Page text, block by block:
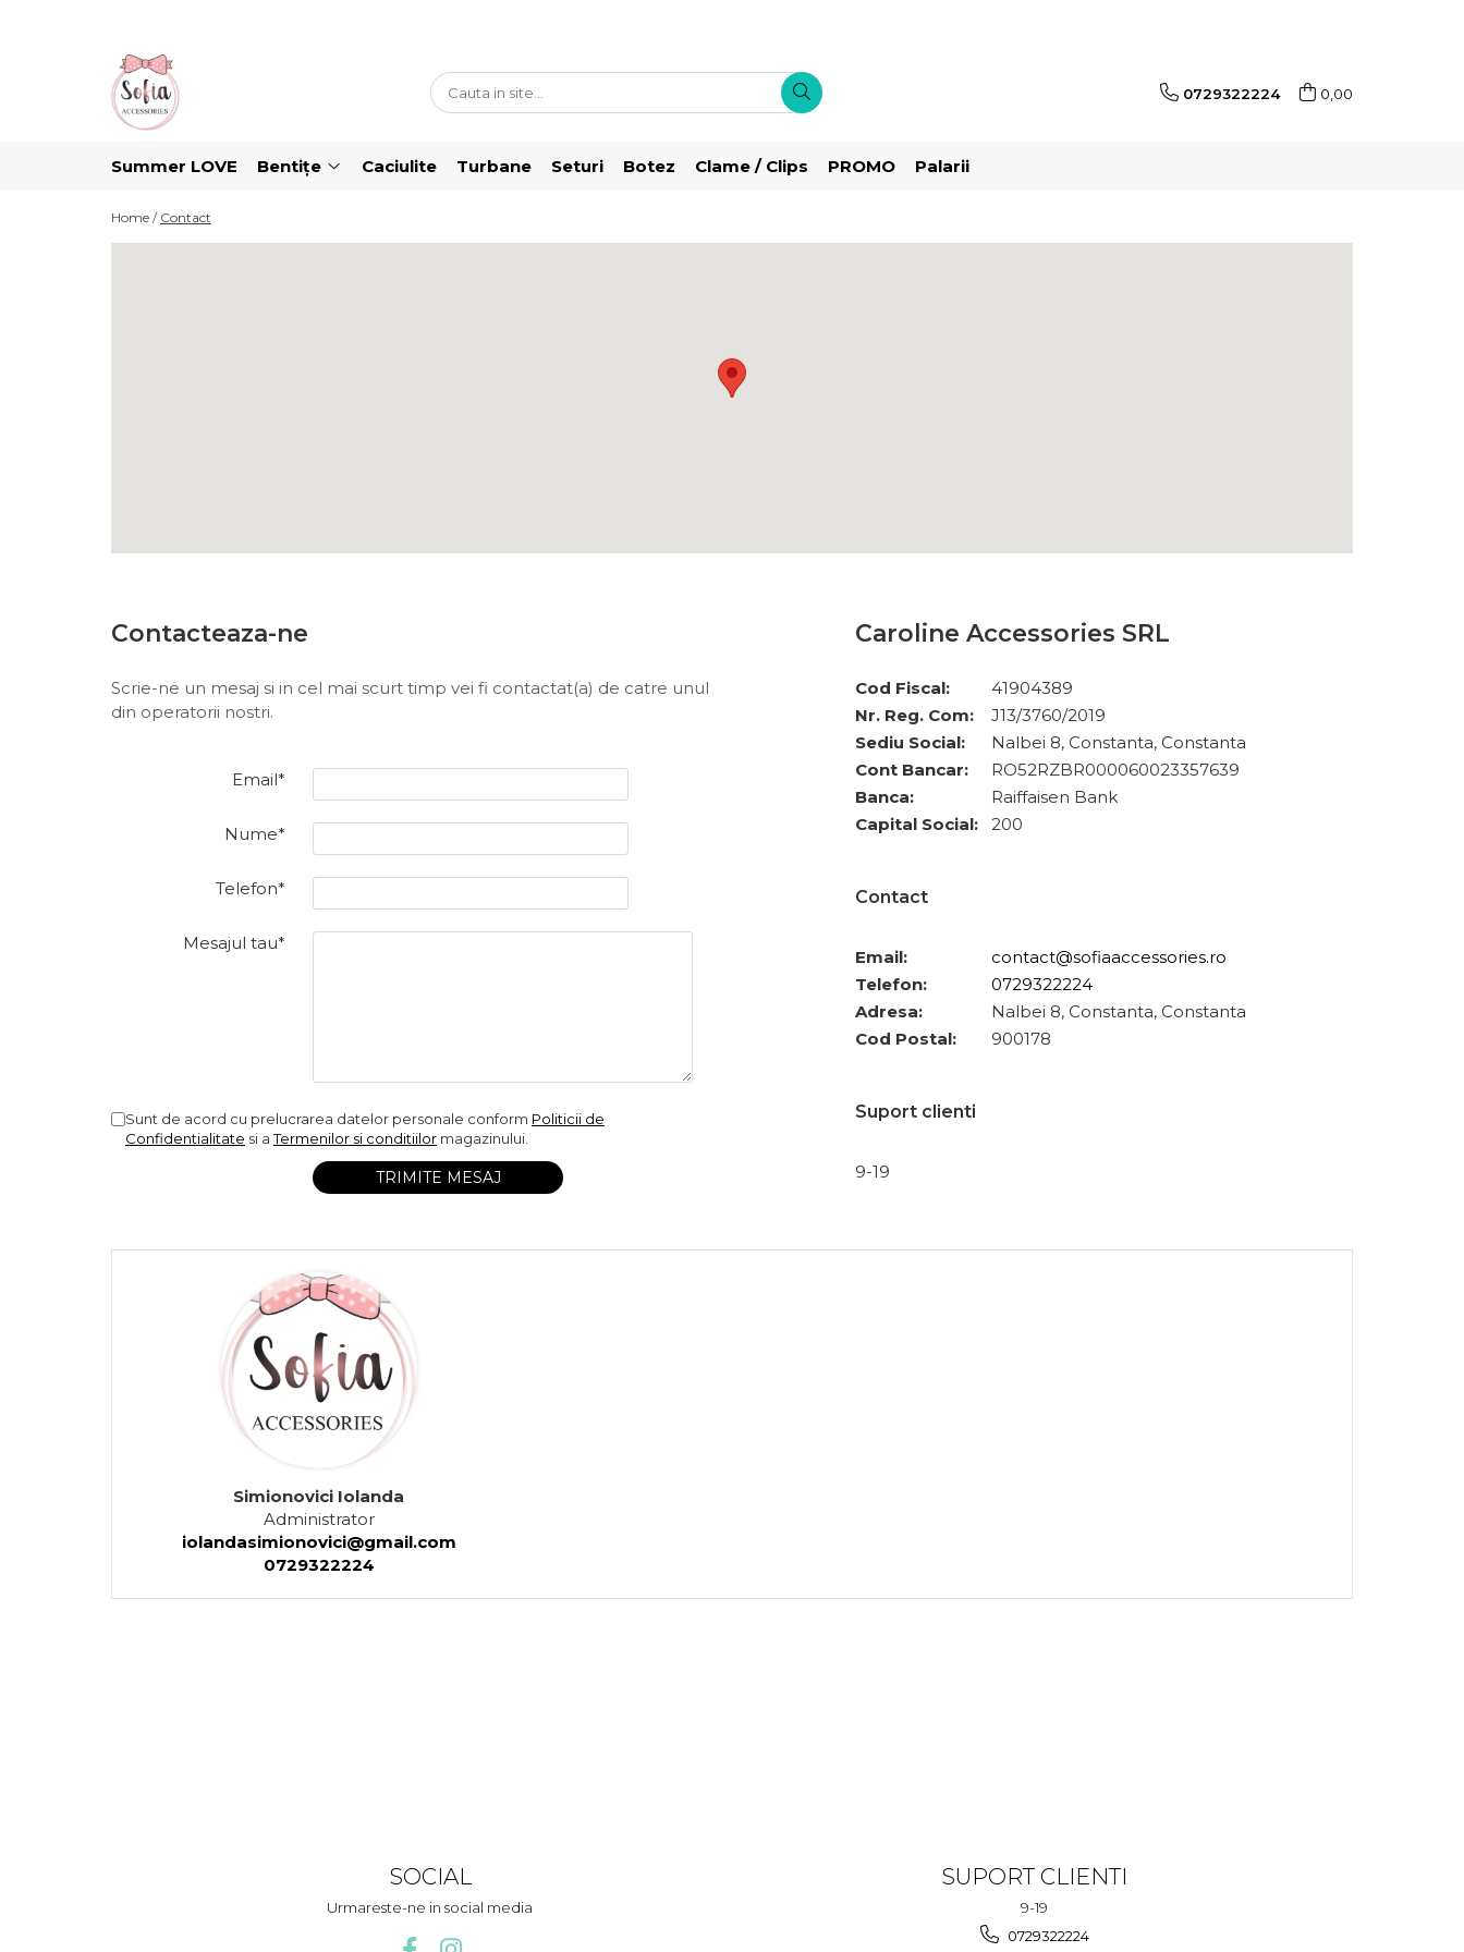
Luna Collection
Lina Collection
0729322224 0,00
Summer LOVE Bentițe Caciulite Turbane Seturi Botez Clame / Clips PROMO Palarii
Home / Contact
Contacteaza-ne
Scrie-ne un mesaj si in cel mai scurt timp vei fi contactat(a) de catre unul
din operatorii nostri.
Email*
Nume*
Telefon*
Mesajul tau*
Sunt de acord cu prelucrarea datelor personale conform Politicii de
Confidentialitate si aTermenilor si conditiilor magazinului.
Caroline Accessories SRL
Cod Fiscal:
41904389
Nr. Reg. Com:
J13/3760/2019
Sediu Social:
Nalbei 8, Constanta, Constanta
Cont Bancar:
RO52RZBR000060023357639
Banca:
Raiffaisen Bank
Capital Social:
200
Contact
Email:
contact@sofiaaccessories.ro
Telefon:
0729322224
Adresa:
Nalbei 8, Constanta, Constanta
Cod Postal:
900178
Suport clienti
9-19
Simionovici Iolanda
Administrator
iolandasimionovici@gmail.com
0729322224
SOCIAL
Urmareste-ne in social media
SUPORT CLIENTI
9-19
0729322224